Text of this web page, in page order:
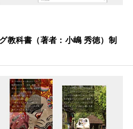
教科書（著者：小嶋 秀徳）制